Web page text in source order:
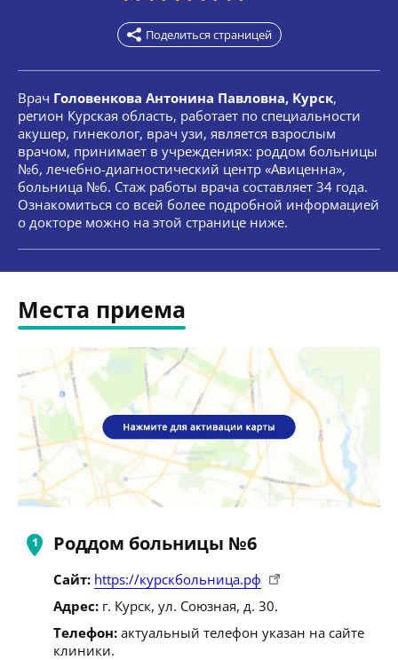
Поделиться страницей
Врач Головенкова Антонина Павловна, Курск,
регион Курская область, работает по специальности
акушер, гинеколог, врач узи, является взрослым
врачом, принимает в учреждениях: роддом больницы
№6, лечебно-диагностический центр «Авиценна»,
больница №6. Стаж работы врача составляет 34 года.
Ознакомиться со всей более подробной информацией
о докторе можно на этой странице ниже.
Места приема
Роддом больницы №6
Сайт: https://курскбольница.рф
Адрес: г. Курск, ул. Союзная, д. 30.
Телефон: актуальный телефон указан на сайте
клиники.